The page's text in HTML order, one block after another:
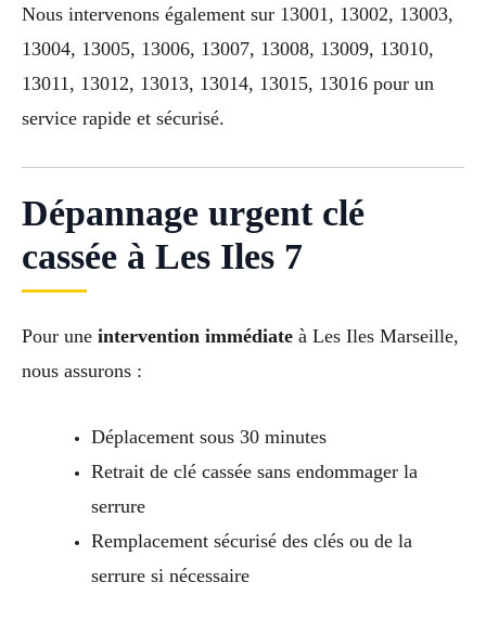
Nous intervenons également sur 13001, 13002, 13003,
13004, 13005, 13006, 13007, 13008, 13009, 13010,
13011, 13012, 13013, 13014, 13015, 13016 pour un
service rapide et sécurisé.
Dépannage urgent clé
cassée à Les Iles 7
Pour une intervention immédiate à Les Iles Marseille,
nous assurons :
Déplacement sous 30 minutes
Retrait de clé cassée sans endommager la
serrure
Remplacement sécurisé des clés ou de la
serrure si nécessaire